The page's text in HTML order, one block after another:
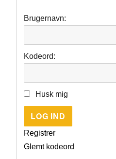
Brugernavn:
Kodeord:
Husk mig
LOG IND
Registrer
Glemt kodeord